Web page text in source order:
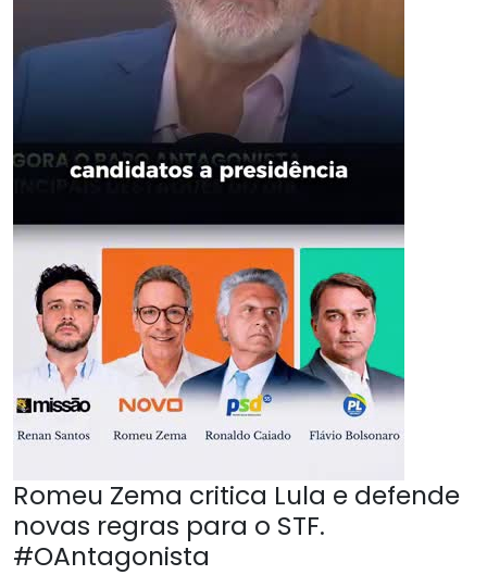
Romeu Zema critica Lula e defende
novas regras para o STF.
#OAntagonista